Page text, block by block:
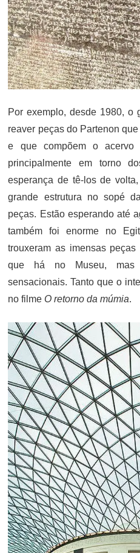
Por exemplo, desde 1980, o
reaver peças do Partenon
e que compõem o acervo
principalmente em torno
esperança de tê-los de
grande estrutura no sopé
peças. Estão esperando até
também foi enorme no
trouxeram as imensas
que há no Museu, mas
sensacionais. Tanto que o
no filme O retorno da múmia.